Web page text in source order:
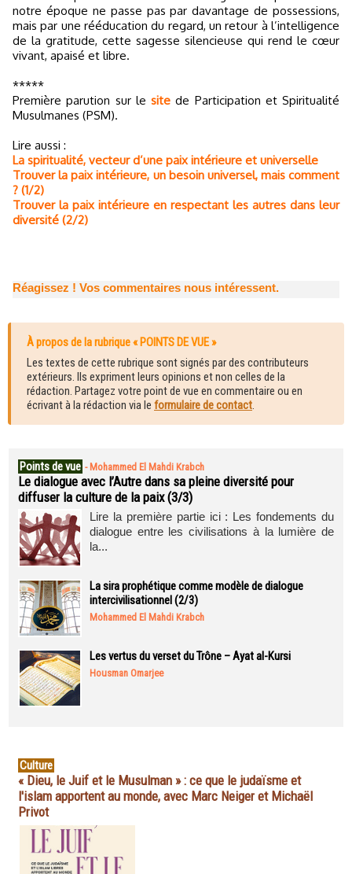
notre époque ne passe pas par davantage de possessions,
mais par une rééducation du regard, un retour à l’intelligence
de la gratitude, cette sagesse silencieuse qui rend le cœur
vivant, apaisé et libre.
*****
Première parution sur le site de Participation et Spiritualité
Musulmanes (PSM).
Lire aussi :
La spiritualité, vecteur d’une paix intérieure et universelle
Trouver la paix intérieure, un besoin universel, mais comment
? (1/2)
Trouver la paix intérieure en respectant les autres dans leur
diversité (2/2)
Réagissez ! Vos commentaires nous intéressent.
À propos de la rubrique « POINTS DE VUE »
Les textes de cette rubrique sont signés par des contributeurs
extérieurs. Ils expriment leurs opinions et non celles de la
rédaction. Partagez votre point de vue en commentaire ou en
écrivant à la rédaction via le formulaire de contact.
Points de vue - Mohammed El Mahdi Krabch
Le dialogue avec l’Autre dans sa pleine diversité pour
diffuser la culture de la paix (3/3)
Lire la première partie ici : Les fondements du
dialogue entre les civilisations à la lumière de
la...
La sira prophétique comme modèle de dialogue
intercivilisationnel (2/3)
Mohammed El Mahdi Krabch
Les vertus du verset du Trône – Ayat al-Kursi
Housman Omarjee
Culture
« Dieu, le Juif et le Musulman » : ce que le judaïsme et
l'islam apportent au monde, avec Marc Neiger et Michaël
Privot